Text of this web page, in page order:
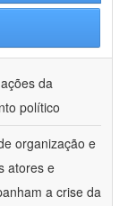
da
político
organização e
atores e
a crise da